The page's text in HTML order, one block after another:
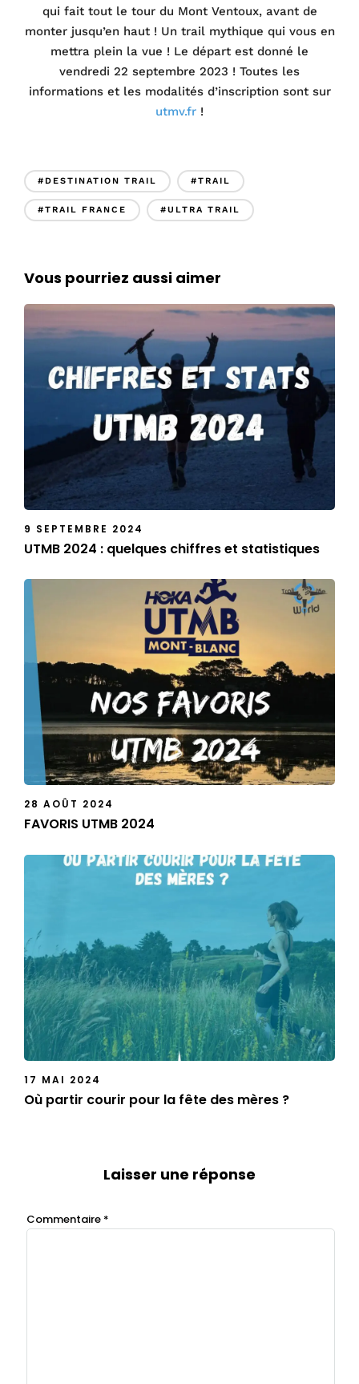
qui fait tout le tour du Mont Ventoux, avant de
monter jusqu’en haut ! Un trail mythique qui vous en
mettra plein la vue ! Le départ est donné le
vendredi 22 septembre 2023 ! Toutes les
informations et les modalités d’inscription sont sur
utmv.fr !
#DESTINATION TRAIL #TRAIL
#TRAIL FRANCE #ULTRA TRAIL
Vous pourriez aussi aimer
9 SEPTEMBRE 2024
UTMB 2024 : quelques chiffres et statistiques
28 AOÛT 2024
FAVORIS UTMB 2024
17 MAI 2024
Où partir courir pour la fête des mères ?
Laisser une réponse
Commentaire *